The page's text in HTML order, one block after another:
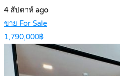
4 สัปดาห์ ago
ขาย For Sale
1,790,000฿